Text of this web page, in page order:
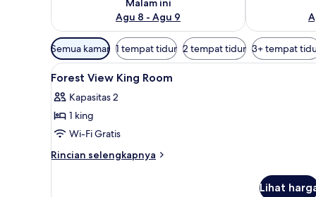
Malam ini
Agu 8 - Agu 9
Filter
tersedia
untuk
Semua kamar 1 tempat tidur 2 tempat tidur 3+ tempat
Lihat
semua
foto
untuk
Forest
View
Seprai premium, minibar,
10
Forest View King Room
Kapasitas 2
1 king
Wi-Fi Gratis
Rincian selengkapnya
Rincian
Lihat